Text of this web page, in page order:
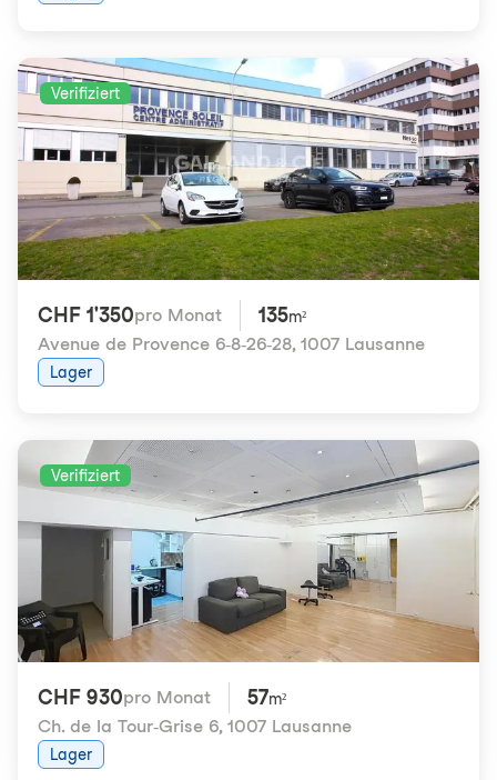
Verifiziert
CHF 1'350pro Monat 135m²
Avenue de Provence 6-8-26-28, 1007 Lausanne
Lager
Verifiziert
CHF 930pro Monat 57m²
Ch. de la Tour-Grise 6, 1007 Lausanne
Lager